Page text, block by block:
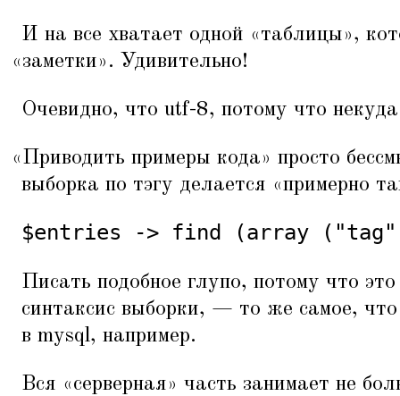
И на все хватает одной «таблицы»,
«заметки». Удивительно!
Очевидно, что utf-8, потому что некуда
«Приводить примеры кода» просто
выборка по тэгу делается «примерно
$entries -> find (array ("tag"
Писать подобное глупо, потому что
синтаксис выборки, — то же самое,
в mysql, например.
Вся «серверная» часть занимает не